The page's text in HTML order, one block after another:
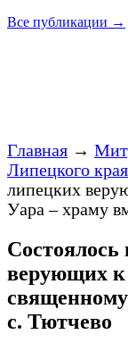
Все публикации →
Главная →
Липецкого края
липецких
Уара – храму
верующих к
с. Тютчево